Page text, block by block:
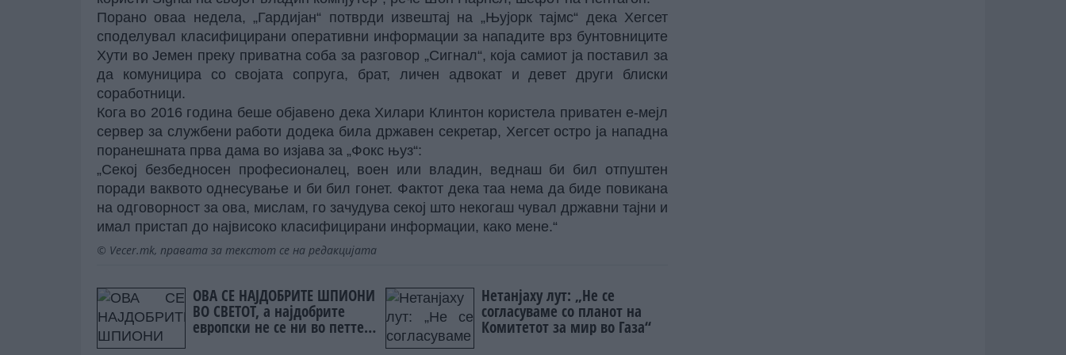
Порано оваа недела, „Гардијан“ потврди извештај на „Њујорк тајмс“ дека Хегсет
споделувал класифицирани оперативни информации за нападите врз бунтовниците
Хути во Јемен преку приватна соба за разговор „Сигнал“, која самиот ја поставил за
да комуницира со својата сопруга, брат, личен адвокат и девет други блиски
соработници.
Кога во 2016 година беше објавено дека Хилари Клинтон користела приватен е-мејл
сервер за службени работи додека била државен секретар, Хегсет остро ја нападна
поранешната прва дама во изјава за „Фокс њуз“:
„Секој безбедносен професионалец, воен или владин, веднаш би бил отпуштен
поради ваквото однесување и би бил гонет. Фактот дека таа нема да биде повикана
на одговорност за ова, мислам, го зачудува секој што некогаш чувал државни тајни и
имал пристап до највисоко класифицирани информации, како мене.“
© Vecer.mk, правата за текстот се на редакцијата
ОВА СЕ НАЈДОБРИТЕ ШПИОНИ
ВО СВЕТОТ, а најдобрите
европски не се ни во петте
најдобри светски
Нетанјаху лут: „Не се
согласуваме со планот на
Комитетот за мир во Газа“